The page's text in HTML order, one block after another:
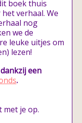
boek thuis
verhaal. We
nog
we de
leuke uitjes om
lezen!
een
.
met je op.